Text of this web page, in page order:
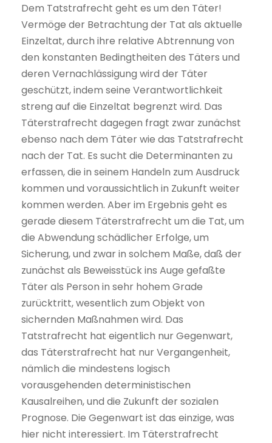
Dem Tatstrafrecht geht es um den Täter!
Vermöge der Betrachtung der Tat als aktuelle
Einzeltat, durch ihre relative Abtrennung von
den konstanten Bedingtheiten des Täters und
deren Vernachlässigung wird der Täter
geschützt, indem seine Verantwortlichkeit
streng auf die Einzeltat begrenzt wird. Das
Täterstrafrecht dagegen fragt zwar zunächst
ebenso nach dem Täter wie das Tatstrafrecht
nach der Tat. Es sucht die Determinanten zu
erfassen, die in seinem Handeln zum Ausdruck
kommen und voraussichtlich in Zukunft weiter
kommen werden. Aber im Ergebnis geht es
gerade diesem Täterstrafrecht um die Tat, um
die Abwendung schädlicher Erfolge, um
Sicherung, und zwar in solchem Maße, daß der
zunächst als Beweisstück ins Auge gefaßte
Täter als Person in sehr hohem Grade
zurücktritt, wesentlich zum Objekt von
sichernden Maßnahmen wird. Das
Tatstrafrecht hat eigentlich nur Gegenwart,
das Täterstrafrecht hat nur Vergangenheit,
nämlich die mindestens logisch
vorausgehenden deterministischen
Kausalreihen, und die Zukunft der sozialen
Prognose. Die Gegenwart ist das einzige, was
hier nicht interessiert. Im Täterstrafrecht